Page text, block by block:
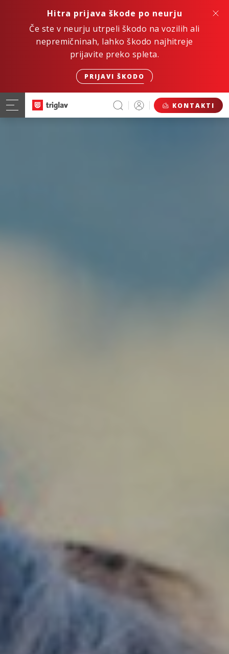
Hitra prijava škode po neurju
Če ste v neurju utrpeli škodo na vozilih ali
nepremičninah, lahko škodo najhitreje
prijavite preko spleta.
PRIJAVI ŠKODO
KONTAKTI